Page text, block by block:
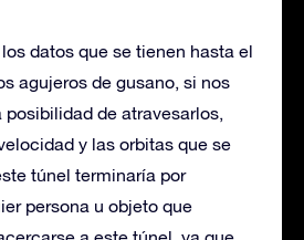
datos que se tienen hasta el
agujeros de gusano, si nos
de atravesarlos,
y las orbitas que se
túnel terminaría por
persona u objeto que